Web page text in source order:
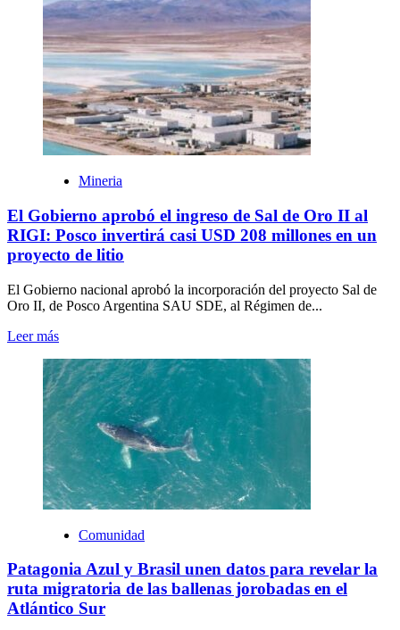
Mineria
El Gobierno aprobó el ingreso de Sal de Oro II al
RIGI: Posco invertirá casi USD 208 millones en un
proyecto de litio
El Gobierno nacional aprobó la incorporación del proyecto Sal de
Oro II, de Posco Argentina SAU SDE, al Régimen de...
Leer más
Comunidad
Patagonia Azul y Brasil unen datos para revelar la
ruta migratoria de las ballenas jorobadas en el
Atlántico Sur